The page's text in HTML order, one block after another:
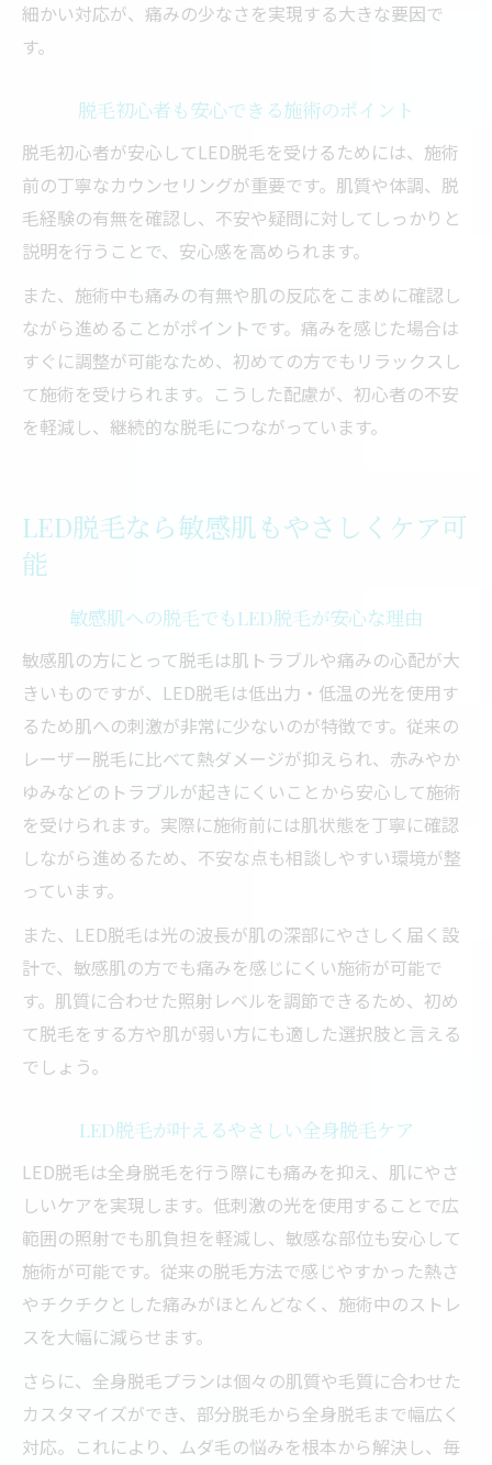
細かい対応が、痛みの少なさを実現する大きな要因で
す。
脱毛初心者も安心できる施術のポイント
脱毛初心者が安心してLED脱毛を受けるためには、施術
前の丁寧なカウンセリングが重要です。肌質や体調、脱
毛経験の有無を確認し、不安や疑問に対してしっかりと
説明を行うことで、安心感を高められます。
また、施術中も痛みの有無や肌の反応をこまめに確認し
ながら進めることがポイントです。痛みを感じた場合は
すぐに調整が可能なため、初めての方でもリラックスし
て施術を受けられます。こうした配慮が、初心者の不安
を軽減し、継続的な脱毛につながっています。
LED脱毛なら敏感肌もやさしくケア可
能
敏感肌への脱毛でもLED脱毛が安心な理由
敏感肌の方にとって脱毛は肌トラブルや痛みの心配が大
きいものですが、LED脱毛は低出力・低温の光を使用す
るため肌への刺激が非常に少ないのが特徴です。従来の
レーザー脱毛に比べて熱ダメージが抑えられ、赤みやか
ゆみなどのトラブルが起きにくいことから安心して施術
を受けられます。実際に施術前には肌状態を丁寧に確認
しながら進めるため、不安な点も相談しやすい環境が整
っています。
また、LED脱毛は光の波長が肌の深部にやさしく届く設
計で、敏感肌の方でも痛みを感じにくい施術が可能で
す。肌質に合わせた照射レベルを調節できるため、初め
て脱毛をする方や肌が弱い方にも適した選択肢と言える
でしょう。
LED脱毛が叶えるやさしい全身脱毛ケア
LED脱毛は全身脱毛を行う際にも痛みを抑え、肌にやさ
しいケアを実現します。低刺激の光を使用することで広
範囲の照射でも肌負担を軽減し、敏感な部位も安心して
施術が可能です。従来の脱毛方法で感じやすかった熱さ
やチクチクとした痛みがほとんどなく、施術中のストレ
スを大幅に減らせます。
さらに、全身脱毛プランは個々の肌質や毛質に合わせた
カスタマイズができ、部分脱毛から全身脱毛まで幅広く
対応。これにより、ムダ毛の悩みを根本から解決し、毎